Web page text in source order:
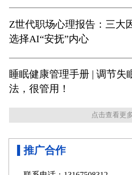
Z世代职场心理报告：三大
选择AI“安抚”内心
睡眠健康管理手册 | 调节失
法，很管用！
点击查看更多
推广合作